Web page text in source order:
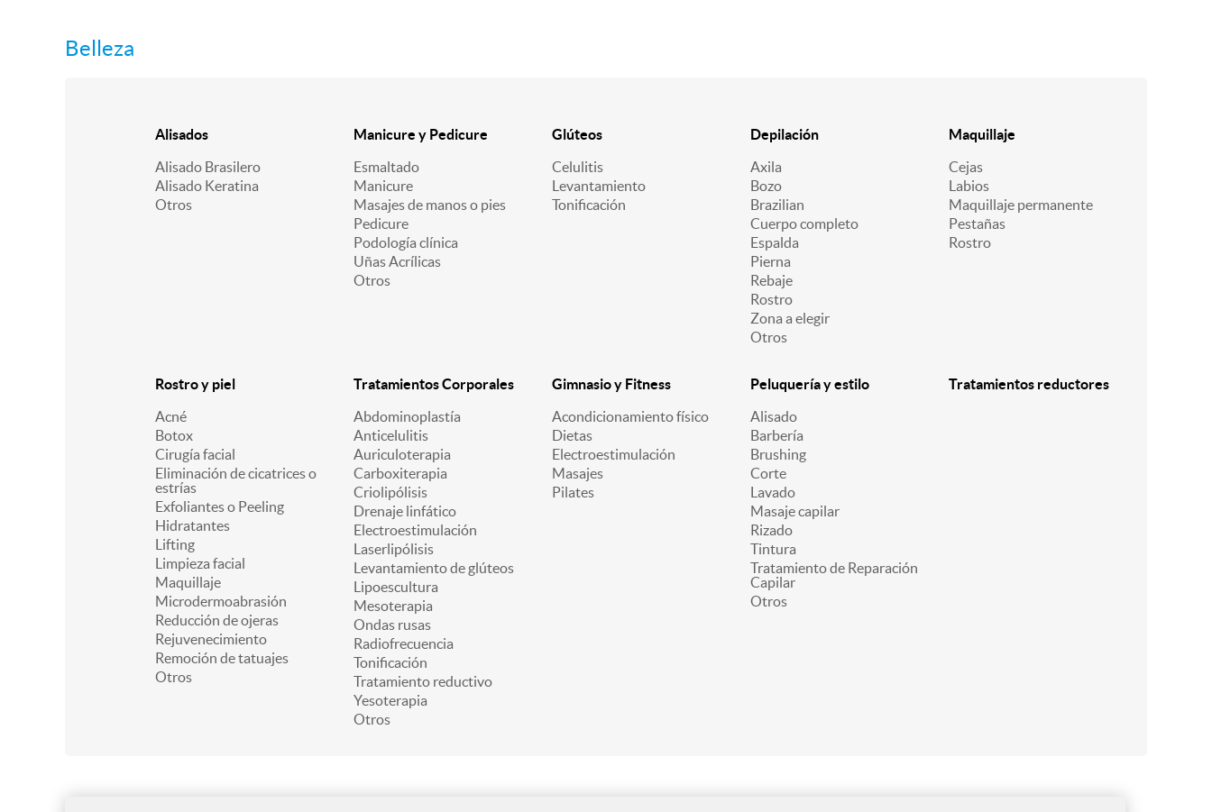
Belleza
Alisados
Alisado Brasilero
Alisado Keratina
Otros
Manicure y Pedicure
Esmaltado
Manicure
Masajes de manos o pies
Pedicure
Podología clínica
Uñas Acrílicas
Otros
Glúteos
Celulitis
Levantamiento
Tonificación
Depilación
Axila
Bozo
Brazilian
Cuerpo completo
Espalda
Pierna
Rebaje
Rostro
Zona a elegir
Otros
Maquillaje
Cejas
Labios
Maquillaje permanente
Pestañas
Rostro
Rostro y piel
Acné
Botox
Cirugía facial
Eliminación de cicatrices o
estrías
Exfoliantes o Peeling
Hidratantes
Lifting
Limpieza facial
Maquillaje
Microdermoabrasión
Reducción de ojeras
Rejuvenecimiento
Remoción de tatuajes
Otros
Tratamientos Corporales
Abdominoplastía
Anticelulitis
Auriculoterapia
Carboxiterapia
Criolipólisis
Drenaje linfático
Electroestimulación
Laserlipólisis
Levantamiento de glúteos
Lipoescultura
Mesoterapia
Ondas rusas
Radiofrecuencia
Tonificación
Tratamiento reductivo
Yesoterapia
Otros
Gimnasio y Fitness
Acondicionamiento físico
Dietas
Electroestimulación
Masajes
Pilates
Peluquería y estilo
Alisado
Barbería
Brushing
Corte
Lavado
Masaje capilar
Rizado
Tintura
Tratamiento de Reparación
Capilar
Otros
Tratamientos reductores